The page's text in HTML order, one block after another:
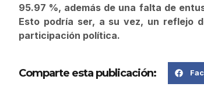
95.97 %, además de una falta de
Esto podría ser, a su vez, un reflejo
participación política.
Comparte esta publicación: